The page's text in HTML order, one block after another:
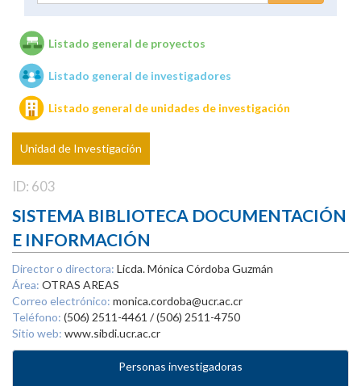
Unidades de investigación
Listado general de proyectos
Listado general de investigadores
Listado general de unidades de investigación
Unidad de Investigación
ID: 603
SISTEMA BIBLIOTECA DOCUMENTACIÓN
E INFORMACIÓN
Director o directora: Licda. Mónica Córdoba Guzmán
Área: OTRAS AREAS
Correo electrónico: monica.cordoba@ucr.ac.cr
Teléfono: (506) 2511-4461 / (506) 2511-4750
Sitio web: www.sibdi.ucr.ac.cr
Personas investigadoras